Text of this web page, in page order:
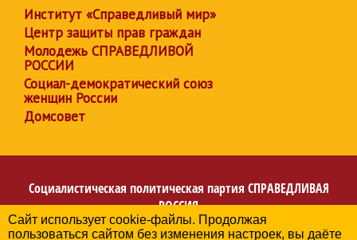
Институт «Справедливый мир»
Центр защиты прав граждан
Молодежь СПРАВЕДЛИВОЙ
РОССИИ
Социал-демократический союз
женщин России
Домсовет
Социалистическая политическая партия СПРАВЕДЛИВАЯ
РОССИЯ
Региональное отделение партии в Кемеровской области
Сайт использует cookie-файлы. Продолжая
пользоваться сайтом без изменения настроек, вы даёте